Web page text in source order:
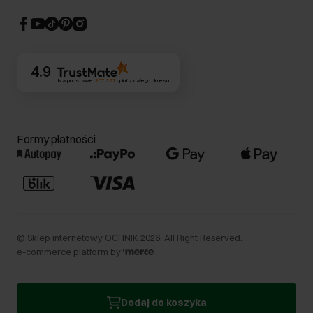
Dodaj do koszyka
CSR
4.9
Na podstawie 357 221 opinii z całego okresu
Formy płatności
© Sklep internetowy OCHNIK 2026 . All Right Reserved.
e-commerce platform by